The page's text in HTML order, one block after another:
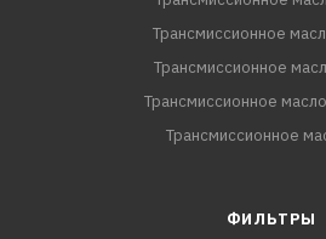
Трансмиссионное
Трансмиссионное
Трансмиссионное
Трансмиссионное
ФИЛЬТРЫ